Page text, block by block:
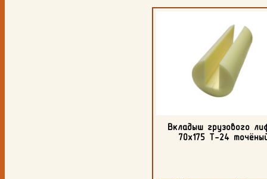
Вкладыш грузового
70х175 Т-24